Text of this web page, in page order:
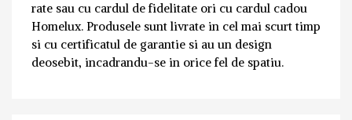
rate sau cu cardul de fidelitate ori cu cardul cadou
Homelux. Produsele sunt livrate in cel mai scurt timp
si cu certificatul de garantie si au un design
deosebit, incadrandu-se in orice fel de spatiu.